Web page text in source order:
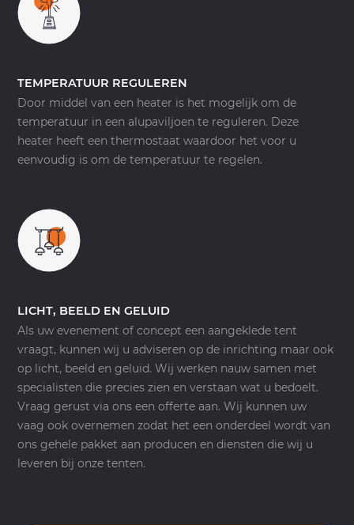
TEMPERATUUR REGULEREN
Door middel van een heater is het mogelijk om de
temperatuur in een alupaviljoen te reguleren. Deze
heater heeft een thermostaat waardoor het voor u
eenvoudig is om de temperatuur te regelen.
LICHT, BEELD EN GELUID
Als uw evenement of concept een aangeklede tent
vraagt, kunnen wij u adviseren op de inrichting maar ook
op licht, beeld en geluid. Wij werken nauw samen met
specialisten die precies zien en verstaan wat u bedoelt.
Vraag gerust via ons een offerte aan. Wij kunnen uw
vaag ook overnemen zodat het een onderdeel wordt van
ons gehele pakket aan producen en diensten die wij u
leveren bij onze tenten.